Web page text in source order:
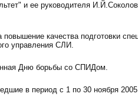
и ее руководителя
качества подготовки
управления СЛИ.
Дню борьбы со СПИДом.
в период с 1 по 30 ноября 2005